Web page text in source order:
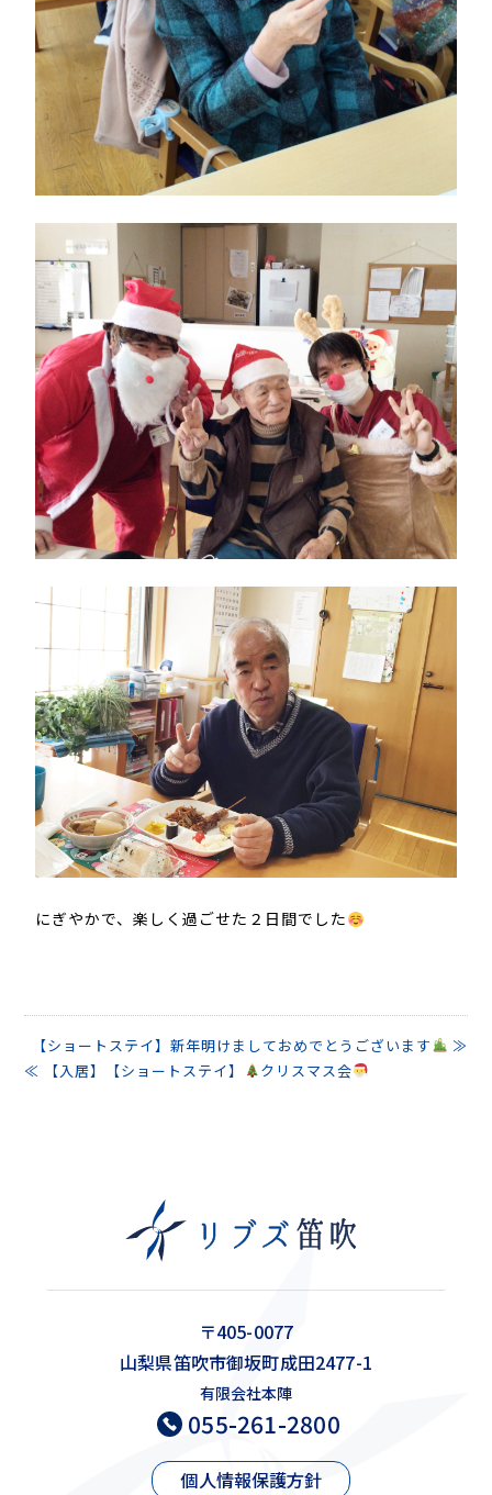
にぎやかで、楽しく過ごせた２日間でした
【ショートステイ】新年明けましておめでとうございます
≫
≪ 【入居】【ショートステイ】
クリスマス会
〒405-0077
山梨県笛吹市御坂町成田2477-1
有限会社本陣
055-261-2800
個人情報保護方針